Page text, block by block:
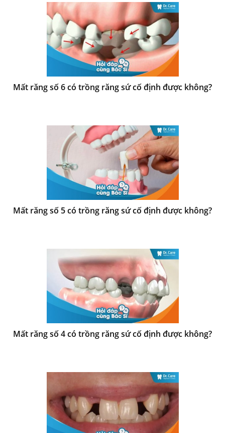
Mất răng số 6 có trồng răng sứ cố định được không?
Mất răng số 5 có trồng răng sứ cố định được không?
Mất răng số 4 có trồng răng sứ cố định được không?